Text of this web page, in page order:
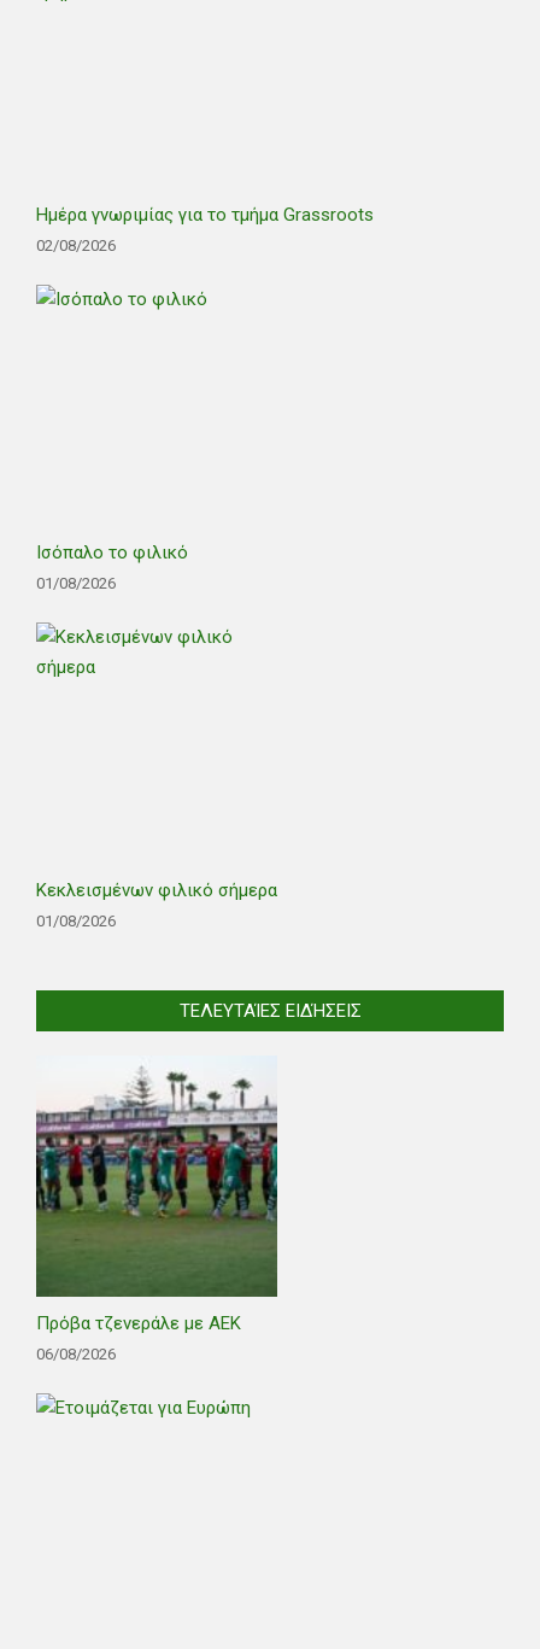
Ημέρα γνωριμίας για το τμήμα Grassroots
02/08/2026
Ισόπαλο το φιλικό
01/08/2026
Κεκλεισμένων φιλικό σήμερα
01/08/2026
ΤΕΛΕΥΤΑΊΕΣ ΕΙΔΉΣΕΙΣ
Πρόβα τζενεράλε με ΑΕΚ
06/08/2026